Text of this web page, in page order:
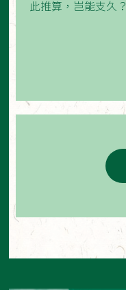
此推算，岂能支久？